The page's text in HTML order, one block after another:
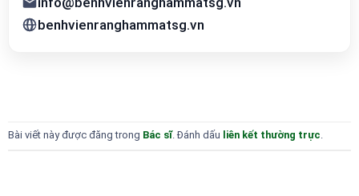
benhvienranghammatsg.vn
Bài viết này được đăng trong Bác sĩ. Đánh dấu liên kết thường trực.